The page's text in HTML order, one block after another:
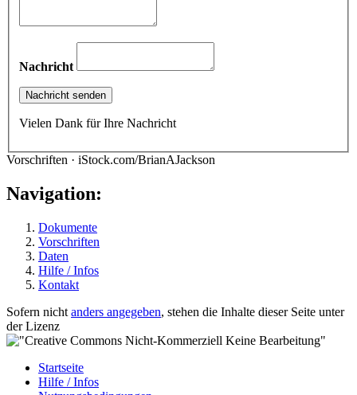
Nachricht
Vielen Dank für Ihre Nachricht
Vorschriften · iStock.com/BrianAJackson
Navigation:
Dokumente
Vorschriften
Daten
Hilfe / Infos
Kontakt
Sofern nicht anders angegeben, stehen die Inhalte dieser Seite unter
der Lizenz
Startseite
Hilfe / Infos